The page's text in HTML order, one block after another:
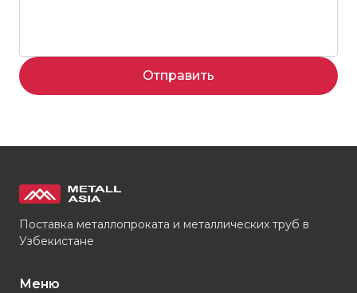
Отправить
Поставка металлопроката и металлических труб в
Узбекистане
Меню